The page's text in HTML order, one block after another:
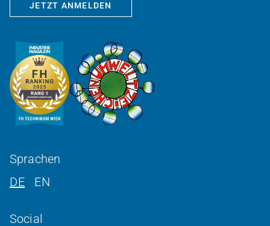
JETZT ANMELDEN
Sprachen
DE
EN
Social